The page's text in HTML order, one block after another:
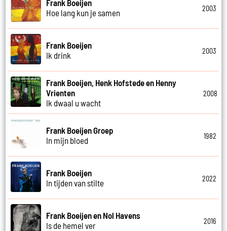
Frank Boeijen
Hoe lang kun je samen
2003
Frank Boeijen
Ik drink
2003
Frank Boeijen, Henk Hofstede en Henny
Vrienten
Ik dwaal u wacht
2008
Frank Boeijen Groep
In mijn bloed
1982
Frank Boeijen
In tijden van stilte
2022
Frank Boeijen en Nol Havens
Is de hemel ver
2016